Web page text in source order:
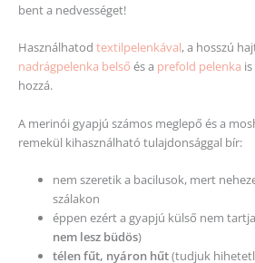
bent a nedvességet!
Használhatod textilpelenkával, a hosszú
nadrágpelenka belső és a prefold pelenka
hozzá.
A merinói gyapjú számos meglepő és a
remekül kihasználható tulajdonsággal bír:
nem szeretik a bacilusok, mert
szálakon
éppen ezért a gyapjú külső nem
nem lesz büdös)
télen fűt, nyáron hűt(tudjuk